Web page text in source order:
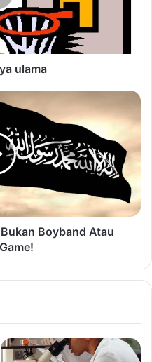
ulama
Boyband Atau